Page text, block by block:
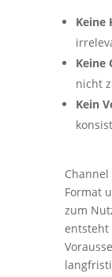
Keine
Keine
nicht
Kein
Format
zum
entsteht